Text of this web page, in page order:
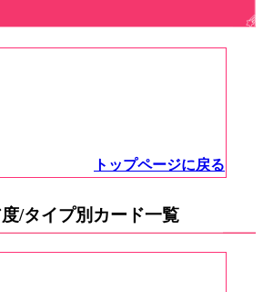
トップページに戻る
/タイプ別カード一覧